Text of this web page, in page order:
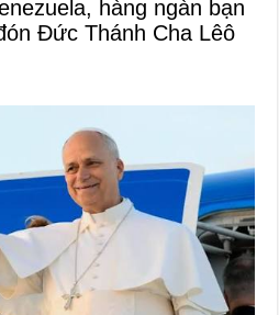
hàng ngàn bạn
Đức Thánh Cha Lêô